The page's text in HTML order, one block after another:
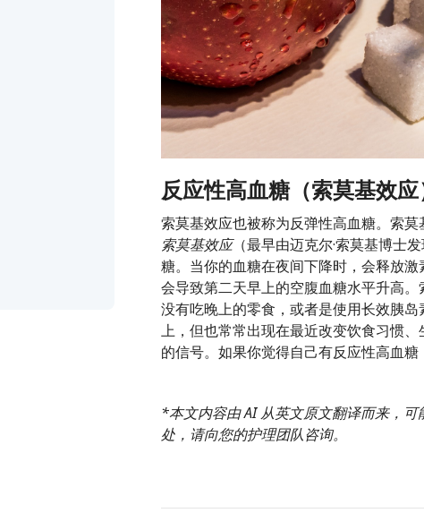
反应性高血糖（索莫基效应
索莫基效应也被称为反弹性高血糖。索莫
索莫基效应（最早由迈克尔·索莫基博士
糖。当你的血糖在夜间下降时，会释放激
会导致第二天早上的空腹血糖水平升高
没有吃晚上的零食，或者是使用长效胰
上，但也常常出现在最近改变饮食习惯
的信号。如果你觉得自己有反应性高血糖
*本文内容由 AI 从英文原文翻译而来，
处，请向您的护理团队咨询。